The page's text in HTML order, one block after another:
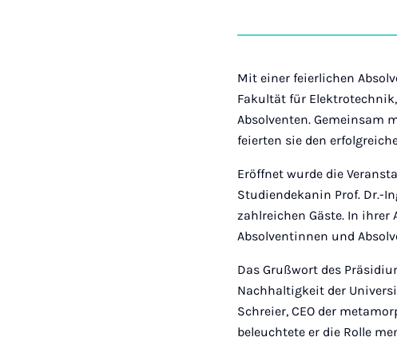
Mit einer feierlichen
Fakultät für
Absolventen. Gemeinsam
feierten sie den
Eröffnet wurde die
Studiendekanin Prof. Dr.-
zahlreichen Gäste. In ihrer
Absolventinnen und
Das Grußwort des
Nachhaltigkeit der
Schreier, CEO der
beleuchtete er die Rolle